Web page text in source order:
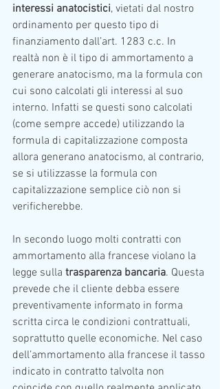
interessi anatocistici, vietati dal nostro
ordinamento per questo tipo di
finanziamento dall’art. 1283 c.c. In
realtà non è il tipo di ammortamento a
generare anatocismo, ma la formula con
cui sono calcolati gli interessi al suo
interno. Infatti se questi sono calcolati
(come sempre accede) utilizzando la
formula di capitalizzazione composta
allora generano anatocismo, al contrario,
se si utilizzasse la formula con
capitalizzazione semplice ciò non si
verificherebbe.
In secondo luogo molti contratti con
ammortamento alla francese violano la
legge sulla trasparenza bancaria. Questa
prevede che il cliente debba essere
preventivamente informato in forma
scritta circa le condizioni contrattuali,
soprattutto quelle economiche. Nel caso
dell’ammortamento alla francese il tasso
indicato in contratto talvolta non